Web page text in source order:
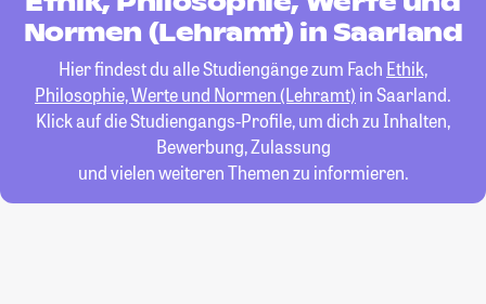
Normen (Lehramt) in Saarland
Hier findest du alle Studiengänge zum Fach Ethik,
Philosophie, Werte und Normen (Lehramt) in Saarland.
Klick auf die Studiengangs-Profile, um dich zu Inhalten,
Bewerbung, Zulassung
und vielen weiteren Themen zu informieren.